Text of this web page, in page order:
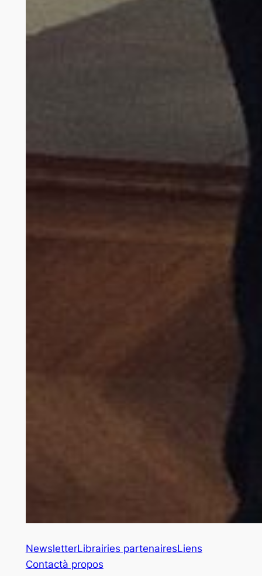
NewsletterLibrairies partenairesLiens
Contactà propos